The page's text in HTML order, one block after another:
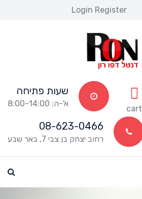
Login Register
cart
שעות פתיחה
א'-ה: 8:00-14:00
08-623-0466
רחוב יצחק בן צבי 7, באר שבע